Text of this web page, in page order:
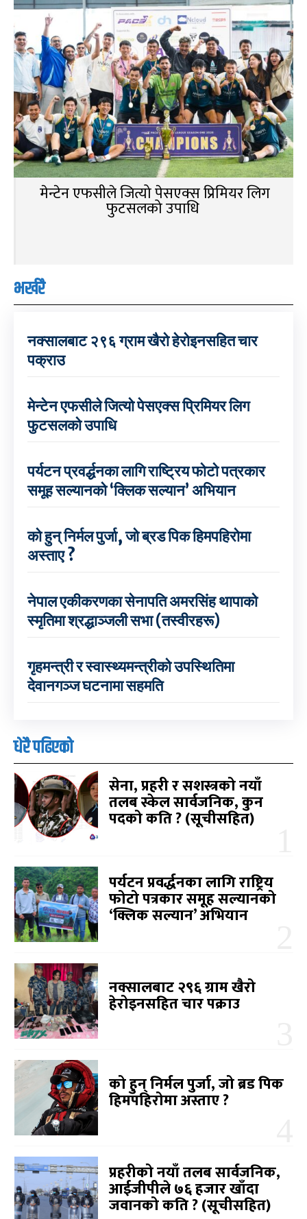
मेन्टेन एफसीले जित्यो पेसएक्स प्रिमियर लिग
फुटसलको उपाधि
भर्खरै
नक्सालबाट २९६ ग्राम खैरो हेरोइनसहित चार
पक्राउ
मेन्टेन एफसीले जित्यो पेसएक्स प्रिमियर लिग
फुटसलको उपाधि
पर्यटन प्रवर्द्धनका लागि राष्ट्रिय फोटो पत्रकार
समूह सल्यानको ‘क्लिक सल्यान’ अभियान
को हुन् निर्मल पुर्जा, जो ब्रड पिक हिमपहिरोमा
अस्ताए ?
नेपाल एकीकरणका सेनापति अमरसिंह थापाको
स्मृतिमा श्रद्धाञ्जली सभा (तस्वीरहरू)
गृहमन्त्री र स्वास्थ्यमन्त्रीको उपस्थितिमा
देवानगञ्ज घटनामा सहमति
धेरै पढिएको
सेना, प्रहरी र सशस्त्रको नयाँ
तलब स्केल सार्वजनिक, कुन
पदको कति ? (सूचीसहित)
पर्यटन प्रवर्द्धनका लागि राष्ट्रिय
फोटो पत्रकार समूह सल्यानको
‘क्लिक सल्यान’ अभियान
नक्सालबाट २९६ ग्राम खैरो
हेरोइनसहित चार पक्राउ
को हुन् निर्मल पुर्जा, जो ब्रड पिक
हिमपहिरोमा अस्ताए ?
प्रहरीको नयाँ तलब सार्वजनिक,
आईजीपीले ७६ हजार खाँदा
जवानको कति ? (सूचीसहित)